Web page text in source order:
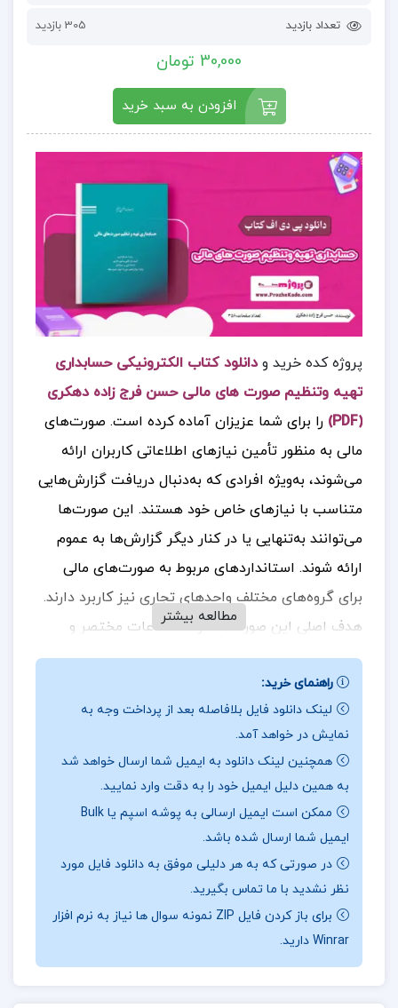
تعداد بازدید 305 بازدید
30,000 تومان
افزودن به سبد خرید
پروژه کده خرید ودانلود کتاب الکترونیکی حسابداری
تهیه وتنظیم صورت های مالی حسن فرج زاده دهکری
(PDF)
را برای شما عزیزان آماده کرده است. صورت‌های
مالی به منظور تأمین نیازهای اطلاعاتی کاربران ارائه
می‌شوند، به‌ویژه افرادی که به‌دنبال دریافت گزارش‌هایی
متناسب با نیازهای خاص خود هستند. این صورت‌ها
می‌توانند به‌تنهایی یا در کنار دیگر گزارش‌ها به عموم
ارائه شوند. استانداردهای مربوط به صورت‌های مالی
برای گروه‌های مختلف واحدهای تجاری نیز کاربرد دارند.
هدف اصلی این صورت‌ها، ارائه اطلاعات مختصر و
منظم در مورد وضعیت مالی، عملکرد مالی و
انعطاف‌پذیری مالی واحد تجاری است که به
تصمیم‌گیری‌های اقتصادی طیف وسیعی از کاربران
کمک می‌کند. این اطلاعات به مدیران، سرمایه‌گذاران و
سایر ذینفعان امکان می‌دهد تا به‌خوبی تصمیمات مالی
خود را پایه‌گذاری کنند و از وضعیت اقتصادی واحد
تجاری آگاهی یابند. با استفاده از این صورت‌های مالی،
کاربران قادر خواهند بود تجزیه و تحلیل‌های دقیق‌تری
انجام دهند و تصمیمات آگاهانه‌تری بگیرند.
فایل های بیشتر پروژه کدهرا دنبال کنید.
درباره نویسنده کتاب حسابداری تهیه وتنظیم صورت
مطالعه بیشتر
راهنمای خرید:
لینک دانلود فایل بلافاصله بعد از پرداخت وجه به
نمایش در خواهد آمد.
همچنین لینک دانلود به ایمیل شما ارسال خواهد شد
به همین دلیل ایمیل خود را به دقت وارد نمایید.
ممکن است ایمیل ارسالی به پوشه اسپم یا Bulk
ایمیل شما ارسال شده باشد.
در صورتی که به هر دلیلی موفق به دانلود فایل مورد
نظر نشدید با ما تماس بگیرید.
برای باز کردن فایل ZIP نمونه سوال ها نیاز به نرم افزار
Winrar دارید.